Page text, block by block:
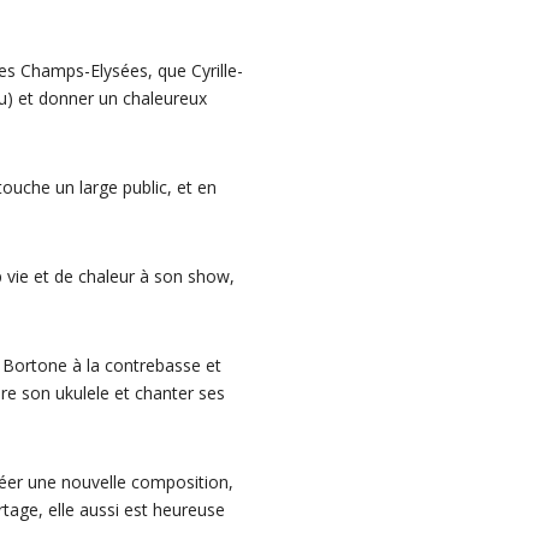
Champs-Elysées, que Cyrille-
et donner un chaleureux
un large public, et en
et de chaleur à son show,
à la contrebasse et
son ukulele et chanter ses
une nouvelle composition,
elle aussi est heureuse